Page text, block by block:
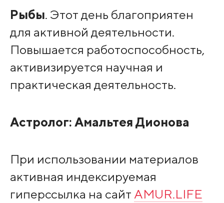
Рыбы. Этот день благоприятен
для активной деятельности.
Повышается работоспособность,
активизируется научная и
практическая деятельность.
Астролог: Амальтея Дионова
При использовании материалов
активная индексируемая
гиперссылка на сайт AMUR.LIFE